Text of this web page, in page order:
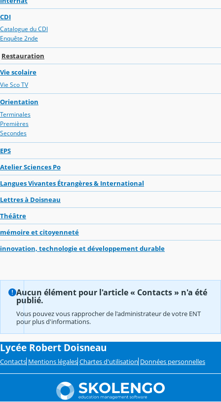
CDI
Catalogue du CDI
Enquête 2nde
Restauration
Vie scolaire
Vie Sco TV
Orientation
Terminales
Premières
Secondes
EPS
Atelier Sciences Po
Langues Vivantes Étrangères & International
Lettres à Doisneau
Théâtre
mémoire et citoyenneté
innovation, technologie et développement durable
Aucun élément pour l'article « Contacts » n'a été
publié.
Vous pouvez vous rapprocher de l'administrateur de votre ENT
pour plus d'informations.
Lycée Robert Doisneau
Contacts Mentions légales Chartes d'utilisation Données personnelles